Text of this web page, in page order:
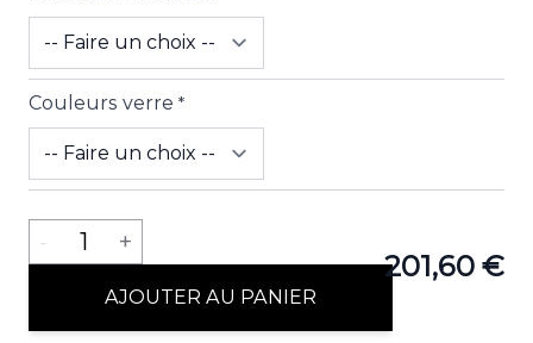
Couleurs verre *
201,60 €
Quantité
- 1 +
AJOUTER AU PANIER